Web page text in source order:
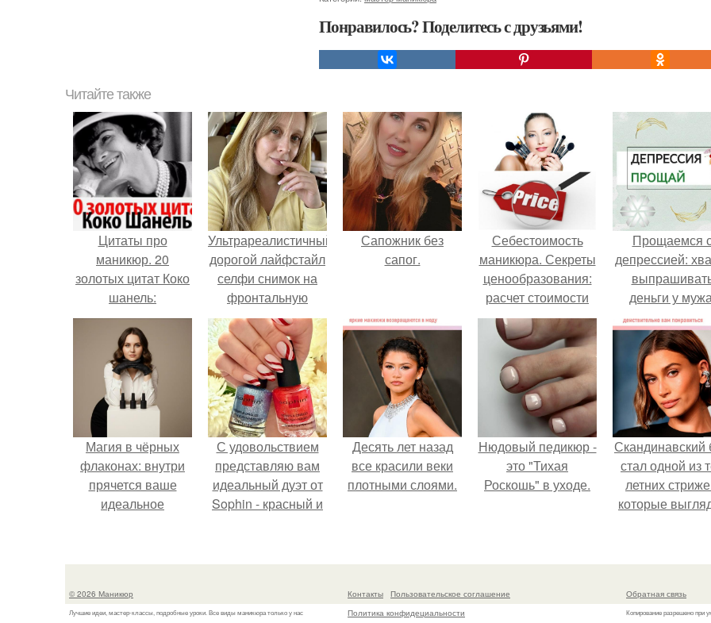
Понравилось? Поделитесь с друзьями!
Читайте также
Цитаты про
маникюр. 20
золотых цитат Коко
шанель:
Ультрареалистичный
дорогой лайфстайл
селфи снимок на
фронтальную
камеру.
Сапожник без
сапог.
Себестоимость
маникюра. Секреты
ценообразования:
расчет стоимости
услуг (Beautyday.
Прощаемся
депрессией:
деньги у
Магия в чёрных
флаконах: внутри
прячется ваше
идеальное
С удовольствием
представляю вам
идеальный дуэт от
Sophin - красный и
номер 0262.
Десять лет назад
все красили веки
плотными слоями.
Нюдовый педикюр -
это "Тихая
Роскошь" в уходе.
Скандинавский
стал одной из
летних
которые
© 2026 Маникюр
Лучшие идеи, мастер-классы, подробные уроки. Все виды маникюра только у нас
Контакты
Пользовательское соглашение
Политика конфидециальности
Обратная связь
Копирование разрешено при